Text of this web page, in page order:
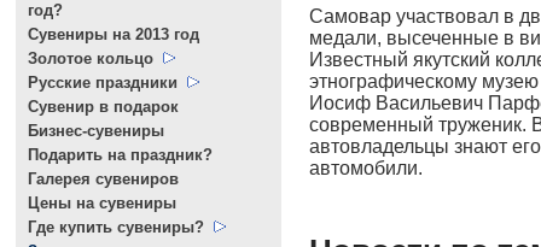
год?
Cувениры на 2013 год
Золотое кольцо
Русские праздники
Сувенир в подарок
Бизнес-сувениры
Подарить на праздник?
Галерея сувениров
Цены на сувениры
Где купить сувениры?
Самовар участвовал в
медали, высеченные в
Известный якутский
этнографическому
Иосиф Васильевич
современный труженик.
автовладельцы знают
автомобили.